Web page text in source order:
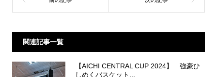
関連記事一覧
【AICHI CENTRAL CUP 2024】 強豪ひ
しめくバスケット...